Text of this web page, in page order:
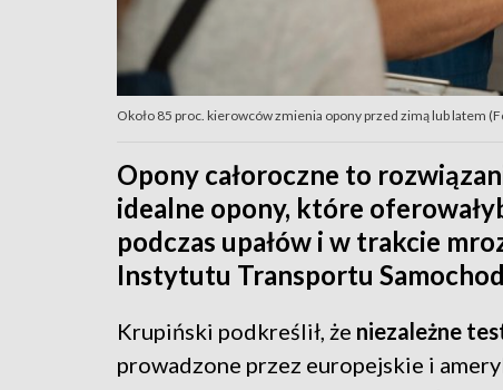
Około 85 proc. kierowców zmienia opony przed zimą lub latem
Opony całoroczne to
idealne opony, które
podczas upałów i w trakcie
Instytutu Transportu
Krupiński podkreślił, że niezależne
prowadzone przez europejskie i